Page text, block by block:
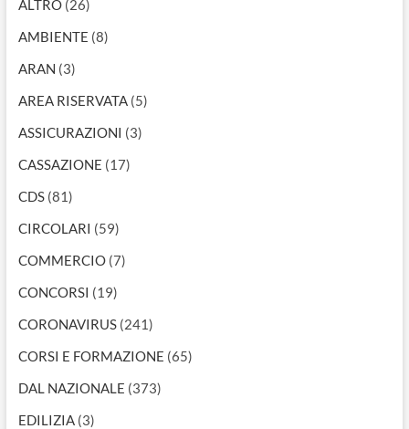
ALTRO(26)
AMBIENTE (8)
ARAN (3)
AREA RISERVATA(5)
ASSICURAZIONI (3)
CASSAZIONE (17)
CDS(81)
CIRCOLARI (59)
COMMERCIO(7)
CONCORSI (19)
CORONAVIRUS(241)
CORSI E FORMAZIONE (65)
DAL NAZIONALE (373)
EDILIZIA(3)